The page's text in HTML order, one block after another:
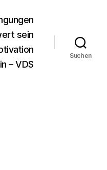
sein
– VDS
Suchen